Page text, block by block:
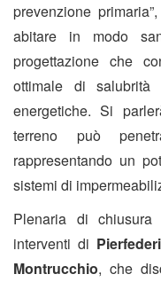
prevenzione
abitare in modo
progettazione che
ottimale di
energetiche. Si
terreno può
rappresentando un
sistemi di
Plenaria di chiusura
interventi di
Montrucchio, che